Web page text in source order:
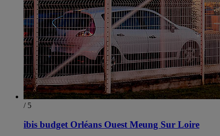
/ 5
ibis budget Orléans Ouest Meung Sur Loire